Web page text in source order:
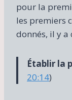
pour la
les premiers
donnés, il y a
Établir la
20:14)